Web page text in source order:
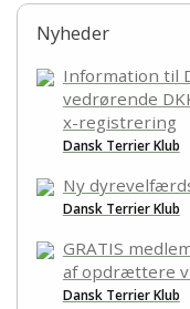
Årsafslutninger
Cairngruppen
Nyheder
Information til
vedrørende
x-registrering
Dansk Terrier Klub
Ny
Dansk Terrier Klub
GRATIS
af opdrættere
Dansk Terrier Klub